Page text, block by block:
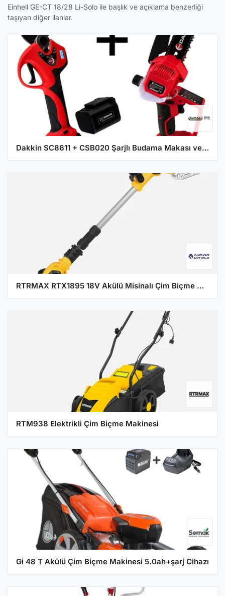
Einhell GE-CT 18/28 Li-Solo ile başlık ve açıklama benzerliği
taşıyan diğer ilanlar.
Dakkin SC8611 + CSB020 Şarjlı Budama Makası ve Testere Seti
RTRMAX RTX1895 18V Akülü Misinalı Çim Biçme Makinesi
RTM938 Elektrikli Çim Biçme Makinesi
Gi 48 T Akülü Çim Biçme Makinesi 5.0ah+şarj Cihazı